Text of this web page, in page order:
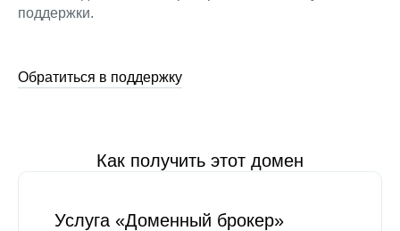
поддержки.
Обратиться в поддержку
Как получить этот домен
Услуга «Доменный брокер»